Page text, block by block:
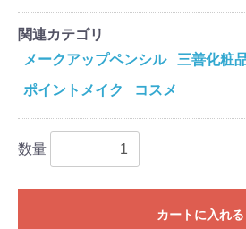
関連カテゴリ
メークアップペンシル
三善化粧
ポイントメイク
コスメ
数量
カートに入れる